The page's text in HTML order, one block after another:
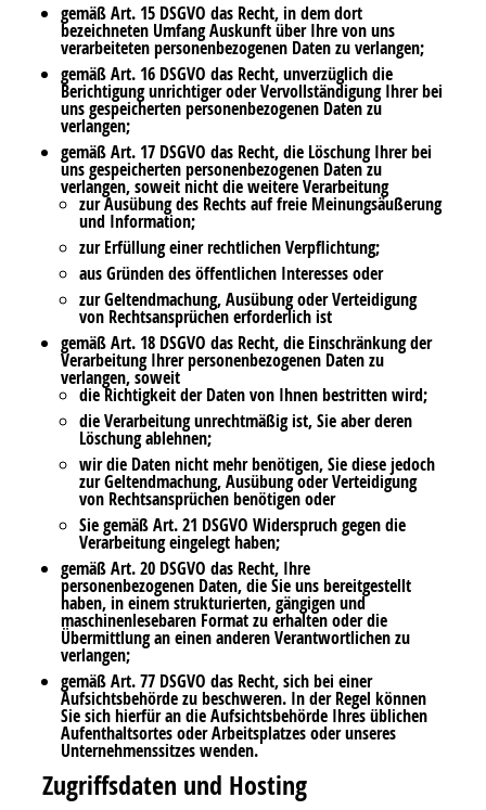
gemäß Art. 15 DSGVO das Recht, in dem dort
bezeichneten Umfang Auskunft über Ihre von uns
verarbeiteten personenbezogenen Daten zu verlangen;
gemäß Art. 16 DSGVO das Recht, unverzüglich die
Berichtigung unrichtiger oder Vervollständigung Ihrer bei
uns gespeicherten personenbezogenen Daten zu
verlangen;
gemäß Art. 17 DSGVO das Recht, die Löschung Ihrer bei
uns gespeicherten personenbezogenen Daten zu
verlangen, soweit nicht die weitere Verarbeitung
zur Ausübung des Rechts auf freie Meinungsäußerung
und Information;
zur Erfüllung einer rechtlichen Verpflichtung;
aus Gründen des öffentlichen Interesses oder
zur Geltendmachung, Ausübung oder Verteidigung
von Rechtsansprüchen erforderlich ist
gemäß Art. 18 DSGVO das Recht, die Einschränkung der
Verarbeitung Ihrer personenbezogenen Daten zu
verlangen, soweit
die Richtigkeit der Daten von Ihnen bestritten wird;
die Verarbeitung unrechtmäßig ist, Sie aber deren
Löschung ablehnen;
wir die Daten nicht mehr benötigen, Sie diese jedoch
zur Geltendmachung, Ausübung oder Verteidigung
von Rechtsansprüchen benötigen oder
Sie gemäß Art. 21 DSGVO Widerspruch gegen die
Verarbeitung eingelegt haben;
gemäß Art. 20 DSGVO das Recht, Ihre
personenbezogenen Daten, die Sie uns bereitgestellt
haben, in einem strukturierten, gängigen und
maschinenlesebaren Format zu erhalten oder die
Übermittlung an einen anderen Verantwortlichen zu
verlangen;
gemäß Art. 77 DSGVO das Recht, sich bei einer
Aufsichtsbehörde zu beschweren. In der Regel können
Sie sich hierfür an die Aufsichtsbehörde Ihres üblichen
Aufenthaltsortes oder Arbeitsplatzes oder unseres
Unternehmenssitzes wenden.
Zugriffsdaten und Hosting